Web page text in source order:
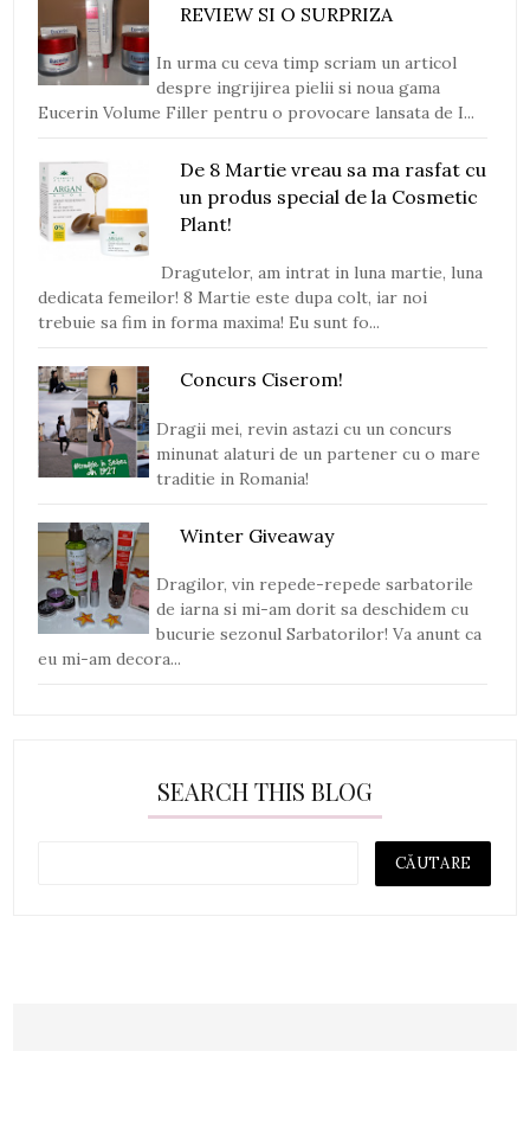
REVIEW SI O SURPRIZA
In urma cu ceva timp scriam un articol
despre ingrijirea pielii si noua gama
Eucerin Volume Filler pentru o provocare lansata de I...
De 8 Martie vreau sa ma rasfat cu
un produs special de la Cosmetic
Plant!
Dragutelor, am intrat in luna martie, luna
dedicata femeilor! 8 Martie este dupa colt, iar noi
trebuie sa fim in forma maxima! Eu sunt fo...
Concurs Ciserom!
Dragii mei, revin astazi cu un concurs
minunat alaturi de un partener cu o mare
traditie in Romania!
Winter Giveaway
Dragilor, vin repede-repede sarbatorile
de iarna si mi-am dorit sa deschidem cu
bucurie sezonul Sarbatorilor! Va anunt ca
eu mi-am decora...
SEARCH THIS BLOG